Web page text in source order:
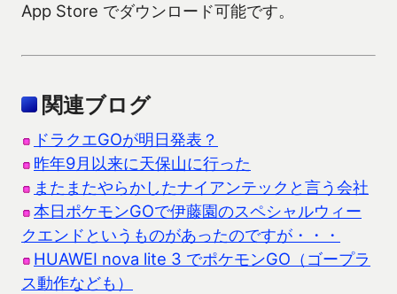
App Store でダウンロード可能です。
関連ブログ
ドラクエGOが明日発表？
昨年9月以来に天保山に行った
またまたやらかしたナイアンテックと言う会社
本日ポケモンGOで伊藤園のスペシャルウィー
クエンドというものがあったのですが・・・
HUAWEI nova lite 3 でポケモンGO（ゴープラ
ス動作なども）